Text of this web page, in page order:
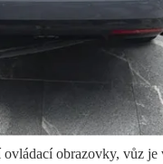
obrazovky, vůz je